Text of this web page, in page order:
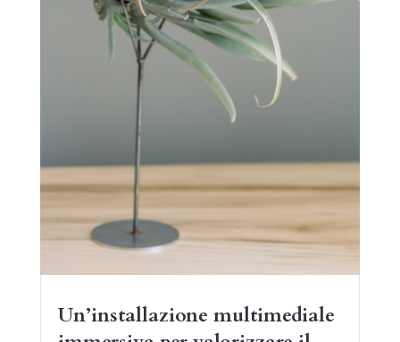
Un’installazione multimediale